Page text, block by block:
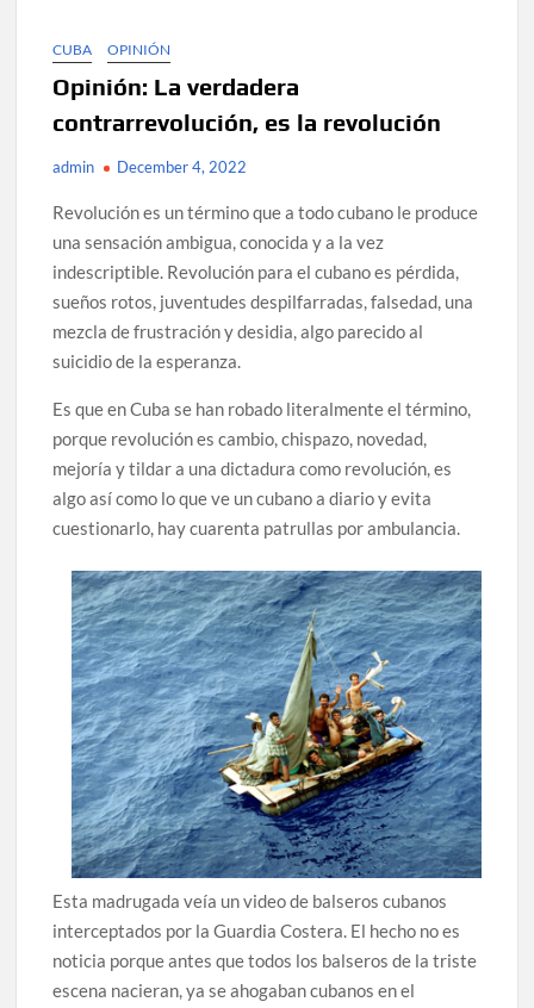
CUBA OPINIÓN
Opinión: La verdadera
contrarrevolución, es la revolución
admin December 4, 2022
Revolución es un término que a todo cubano le produce
una sensación ambigua, conocida y a la vez
indescriptible. Revolución para el cubano es pérdida,
sueños rotos, juventudes despilfarradas, falsedad, una
mezcla de frustración y desidia, algo parecido al
suicidio de la esperanza.
Es que en Cuba se han robado literalmente el término,
porque revolución es cambio, chispazo, novedad,
mejoría y tildar a una dictadura como revolución, es
algo así como lo que ve un cubano a diario y evita
cuestionarlo, hay cuarenta patrullas por ambulancia.
Esta madrugada veía un video de balseros cubanos
interceptados por la Guardia Costera. El hecho no es
noticia porque antes que todos los balseros de la triste
escena nacieran, ya se ahogaban cubanos en el